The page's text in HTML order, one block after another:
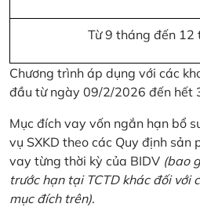
Từ 9 tháng đến 12
Chương trình áp dụng với các
đầu từ ngày 09/2/2026 đến hết
Mục đích vay vốn ngắn hạn bổ
vụ SXKD theo các Quy định sản
vay từng thời kỳ của BIDV (bao
trước hạn tại TCTD khác đối với
mục đích trên).